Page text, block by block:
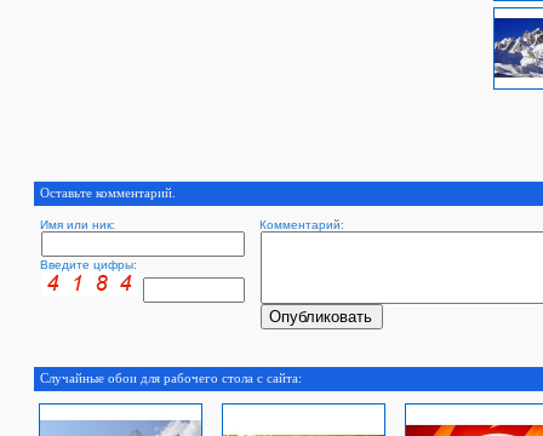
Оставьте комментарий.
Имя или ник: Комментарий:
Введите цифры:
Случайные обои для рабочего стола с сайта: